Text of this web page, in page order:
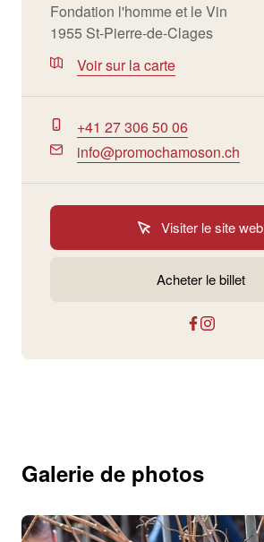
Fondation l'homme et le Vin
1955 St-Pierre-de-Clages
Voir sur la carte
+41 27 306 50 06
info@promochamoson.ch
Visiter le site web
Acheter le billet
Galerie de photos